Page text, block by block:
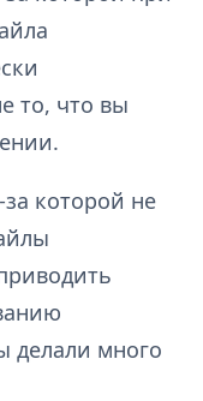
то, что вы
которой не
делали много